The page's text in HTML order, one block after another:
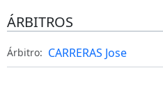
ÁRBITROS
Árbitro: CARRERAS Jose